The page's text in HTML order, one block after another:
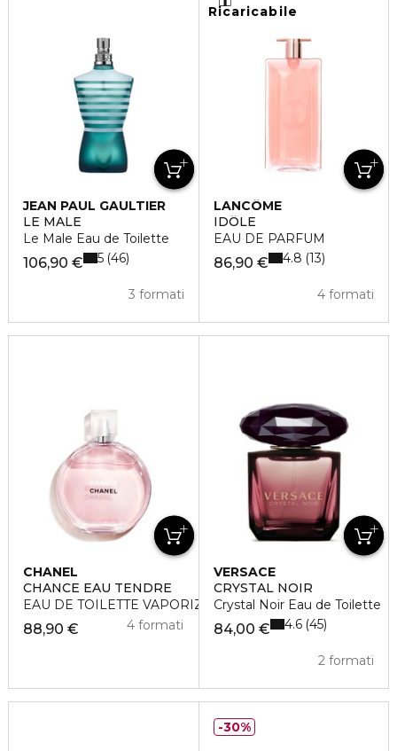
JEAN PAUL GAULTIER
LE MALE
Le Male Eau de Toilette
106,90 €
3 formati
5 46
Ricaricabile
LANCÔME
IDÔLE
EAU DE PARFUM
86,90 €
4 formati
4.8 13
CHANEL
CHANCE EAU TENDRE
EAU DE TOILETTE VAPORIZZATORE
88,90 € 4 formati
VERSACE
CRYSTAL NOIR
Crystal Noir Eau de Toilette
84,00 €
2 formati
4.6 45
30%